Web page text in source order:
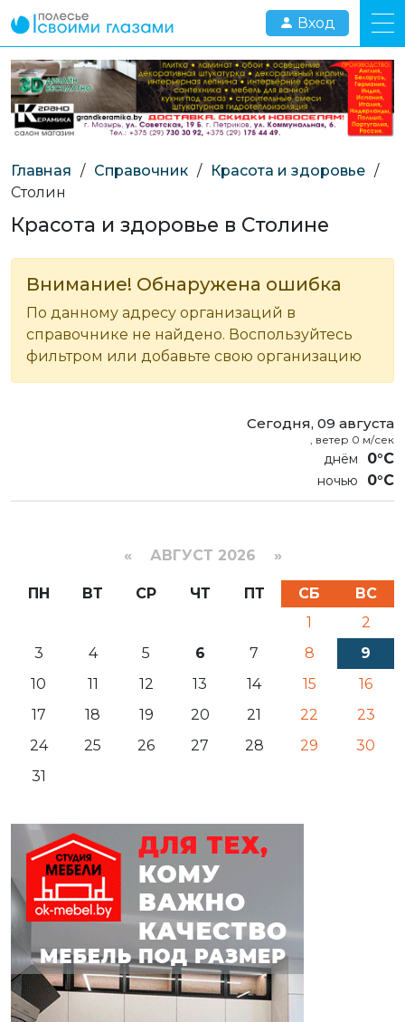
Вход
Главная / Справочник / Красота и здоровье /
Столин
Красота и здоровье в Столине
Внимание! Обнаружена ошибка
По данному адресу организаций в
справочнике не найдено. Воспользуйтесь
фильтром или добавьте свою организацию
Сегодня, 09 августа
, ветер 0 м/сек
0°C
0°C
« АВГУСТ 2026 »
ПН ВТ СР ЧТ ПТ СБ
ВС
1
2
3
4 5 6 7 8
9
10
11 12 13 14 15
16
17
18 19 20 21 22
23
24
25 26 27 28 29
30
31